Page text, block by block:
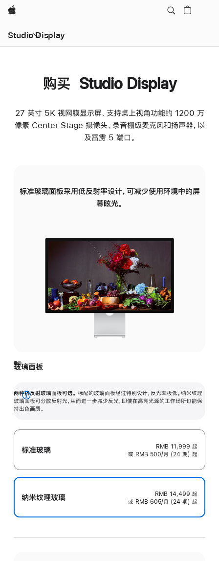
Apple
Studio Display
购买 Studio Display
27 英寸 5K 视网膜显示屏、支持桌上视角功能的 1200 万
像素 Center Stage 摄像头、录音棚级麦克风和扬声器，以
及雷雳 5 端口。
标准玻璃面板采用低反射率设计，可减少使用环境中的屏
幕眩光。
玻璃面板
两种抗反射玻璃面板可选。 标配的玻璃面板经过特别设计，反光率极低。纳米纹理
玻璃面板可分散反射光，从而进一步减少反光，即使在高亮光源的工作场所也能保
持出色画质。
展
开
标准玻璃 RMB 11,999 起
或 RMB 500/月 (24 期) 起
纳米纹理玻璃 RMB 14,499 起
或 RMB 605/月 (24 期) 起